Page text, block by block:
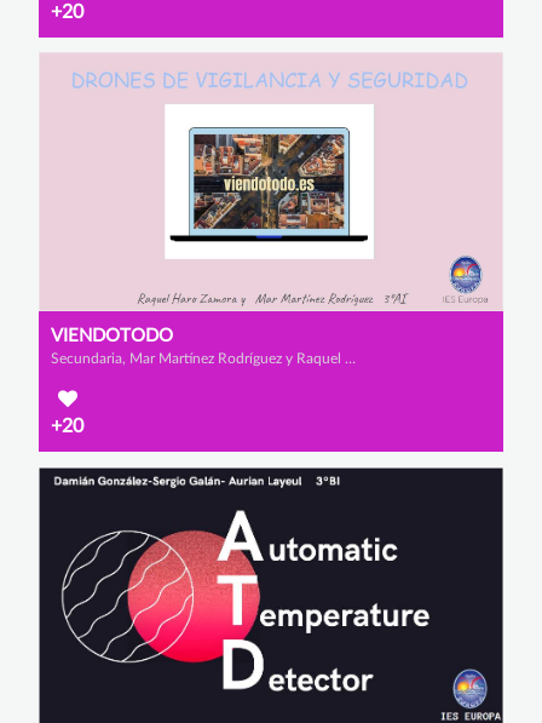
+20
VIENDOTODO
Secundaria, Mar Martínez Rodríguez y Raquel Haro Zamora
+20